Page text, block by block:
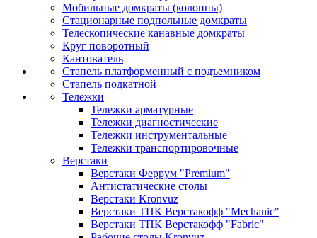
Мобильные домкраты (колонны)
Стационарные подпольные домкраты
Телескопические канавные домкраты
Круг поворотный
Кантователь
Стапель платформенный с подъемником
Стапель подкатной
Тележки
Тележки арматурные
Тележки диагностические
Тележки инструментальные
Тележки транспортировочные
Верстаки
Верстаки Феррум "Premium"
Антистатические столы
Верстаки Kronvuz
Верстаки ТПК Верстакофф "Mechanic"
Верстаки ТПК Верстакофф "Fabric"